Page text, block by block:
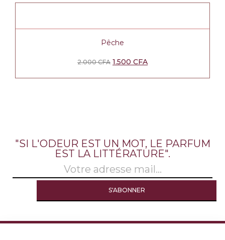
Pêche
2.000CFA 1.500 CFA
"SI L'ODEUR EST UN MOT, LE PARFUM
EST LA LITTÉRATURE".